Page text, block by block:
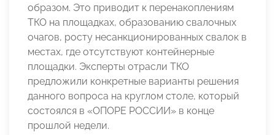
образом. Это приводит к перенакоплениям
ТКО на площадках, образованию свалочных
очагов, росту несанкционированных свалок в
местах, где отсутствуют контейнерные
площадки. Эксперты отрасли ТКО
предложили конкретные варианты решения
данного вопроса на круглом столе, который
состоялся в «ОПОРЕ РОССИИ» в конце
прошлой недели.